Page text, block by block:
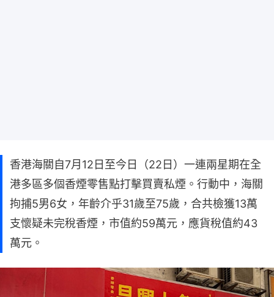
香港海關自7月12日至今日（22日）一連兩星期在全
港多區多個香煙零售點打擊買賣私煙。行動中，海關
拘捕5男6女，年齡介乎31歲至75歲，合共檢獲13萬
支懷疑未完稅香煙，市值約59萬元，應貨稅值約43
萬元。